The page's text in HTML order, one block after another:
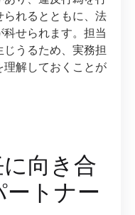
られるとともに、法
せられます。担当
うるため、実務担
解しておくことが
向き合
ートナー